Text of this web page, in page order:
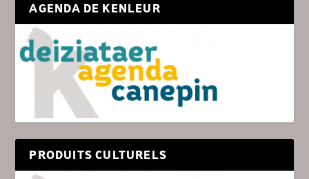
AGENDA DE KENLEUR
PRODUITS CULTURELS